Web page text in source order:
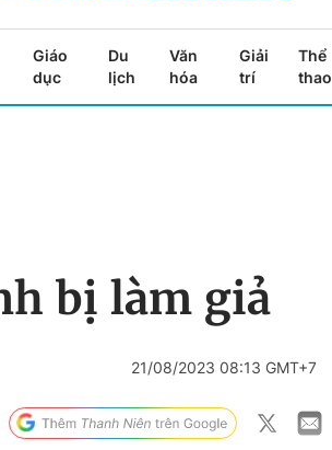
Giáo
dục
Du
lịch
Văn
hóa
Giải
trí
Thể
thao
bị làm giả
21/08/2023 08:13 GMT+7